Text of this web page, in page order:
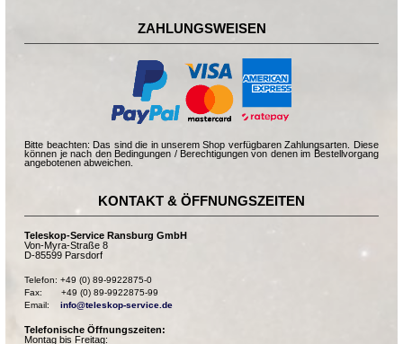
ZAHLUNGSWEISEN
Bitte beachten: Das sind die in unserem Shop verfügbaren Zahlungsarten. Diese
können je nach den Bedingungen / Berechtigungen von denen im Bestellvorgang
angebotenen abweichen.
KONTAKT & ÖFFNUNGSZEITEN
Teleskop-Service Ransburg GmbH
Von-Myra-Straße 8
D-85599 Parsdorf
Telefon: +49 (0) 89-9922875-0
Fax:       +49 (0) 89-9922875-99
Email: info@teleskop-service.de
Telefonische Öffnungszeiten:
Montag bis Freitag: